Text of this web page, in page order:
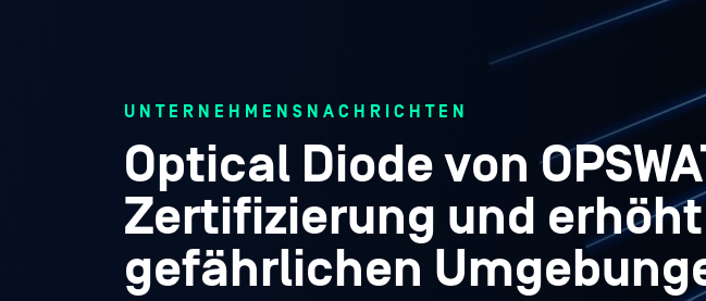
UNTERNEHMENSNACHRICHTEN
Optical Diode von
Zertifizierung und
gefährlichen